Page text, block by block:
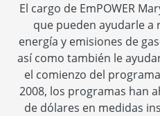
El cargo de EmPOWER
que pueden ayudarle
energía y emisiones de
así como también le
el comienzo del
2008, los programas han
de dólares en medidas